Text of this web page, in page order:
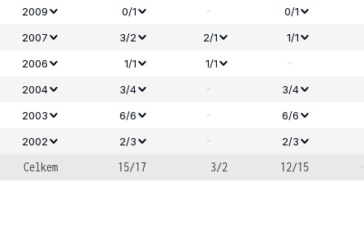
2009 0/1 -
0/1
2007
3/2 2/1
1/1
2006
1/1 1/1 -
2004 3/4 -
3/4
2003
6/6 -
6/6
2002
2/3 - 2/3
Celkem 15/17 3/2 12/15